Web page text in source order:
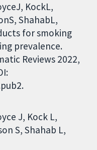
KockL,
ShahabL,
for smoking
prevalence.
Reviews 2022,
J Kock L
S Shahab L